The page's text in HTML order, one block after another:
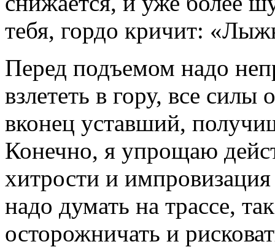
тебя, гордо кричит:
Перед подъемом надо
взлететь в гору, все силы
вконец уставший,
Конечно, я упрощаю
хитрости и
надо думать на трассе,
осторожничать и